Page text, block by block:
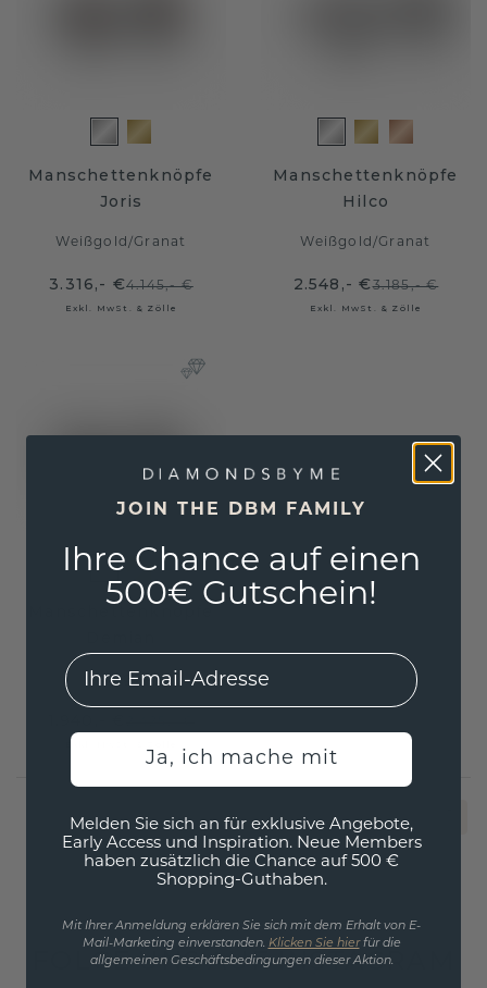
Manschettenknöpfe
Joris
Weißgold/Granat
3.316,- €4.145,- €
Exkl. MwSt. & Zölle
Manschettenknöpfe
Hilco
Weißgold/Granat
2.548,- €3.185,- €
Exkl. MwSt. & Zölle
Weißgold
FOLGE UNS AUF INSTAGRAM
JOIN THE DBM FAMILY
Ihre Chance auf einen
500€ Gutschein!
EMail
Ja, ich mache mit
Melden Sie sich an für exklusive Angebote,
Early Access und Inspiration. Neue Members
haben zusätzlich die Chance auf 500 €
Shopping-Guthaben.
Mit Ihrer Anmeldung erklären Sie sich mit dem Erhalt von E-
Mail-Marketing einverstanden. Klicken Sie hierfür die
allgemeinen Geschäftsbedingungen dieser Aktion.